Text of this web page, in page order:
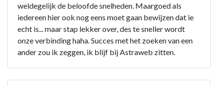
weldegelijk de beloofde snelheden. Maargoed als
iedereen hier ook nog eens moet gaan bewijzen dat ie
echt is... maar stap lekker over, des te sneller wordt
onze verbinding haha. Succes met het zoeken van een
ander zou ik zeggen, ik blijf bij Astraweb zitten.